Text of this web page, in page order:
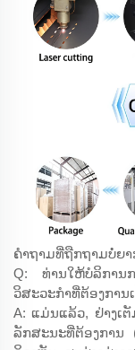
ຄຳຖາມທີ່ຖືກຖາມບໍ່ຍາ
Q: ທ່ານໃຫ້ບໍລິກາ
ວິສະວະກຳທີ່ຕ້ອງການ
A: ແມ່ນແລ້ວ, ຢ່າງເ
ລັກສະນະທີ່ຕ້ອງການ